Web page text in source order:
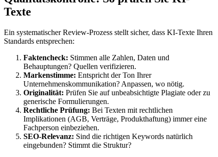
Texte
Ein systematischer Review-Prozess stellt sicher, dass KI-Texte Ihren
Standards entsprechen:
Faktencheck: Stimmen alle Zahlen, Daten und
Behauptungen? Quellen verifizieren.
Markenstimme: Entspricht der Ton Ihrer
Unternehmenskommunikation? Anpassen, wo nötig.
Originalität: Prüfen Sie auf unbeabsichtigte Plagiate oder zu
generische Formulierungen.
Rechtliche Prüfung: Bei Texten mit rechtlichen
Implikationen (AGB, Verträge, Produkthaftung) immer eine
Fachperson einbeziehen.
SEO-Relevanz: Sind die richtigen Keywords natürlich
eingebunden? Stimmt die Struktur?